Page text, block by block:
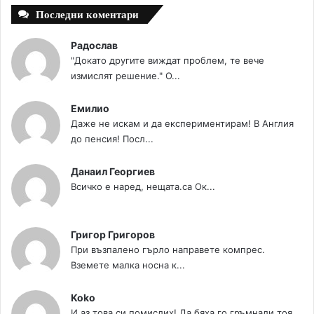
Последни коментари
Радослав
"Докато другите виждат проблем, те вече
измислят решение." О...
Емилио
Даже не искам и да експериментирам! В Англия
до пенсия! Посл...
Данаил Георгиев
Всичко е наред, нещата.са Ок...
Григор Григоров
При възпалено гърло направете компрес.
Вземете малка носна к...
Koko